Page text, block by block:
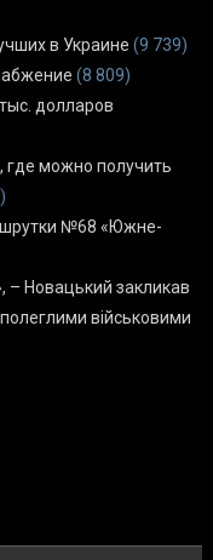
в Украине (9 739)
(8 809)
долларов
где можно получить
№68 «Южне-
Новацький закликав
військовими